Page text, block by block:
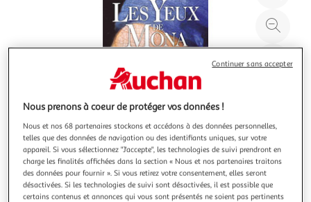
à
Meilleure vente
Nous prenons à coeur de protéger vos données !
Nous et nos 68 partenaires stockons et accédons à des données personnelles,
telles que des données de navigation ou des identifiants uniques, sur votre
appareil. Si vous sélectionnez "J'accepte", les technologies de suivi prendront en
charge les finalités affichées dans la section « Nous et nos partenaires traitons
des données pour fournir ». Si vous retirez votre consentement, elles seront
désactivées. Si les technologies de suivi sont désactivées, il est possible que
certains contenus et annonces qui vous sont présentés ne soient pas pertinents
Continuer sans accepter